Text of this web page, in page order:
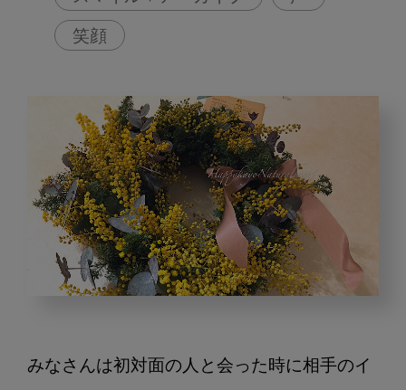
笑顔
ふ
みなさんは初対面の人と会った時に相手のイ